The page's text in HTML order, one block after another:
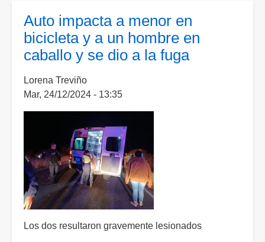
tras
ser
impactado
un
auto
Auto impacta a menor en
bicicleta y a un hombre en
caballo y se dio a la fuga
Lorena Treviño
Mar, 24/12/2024 - 13:35
Los dos resultaron gravemente lesionados